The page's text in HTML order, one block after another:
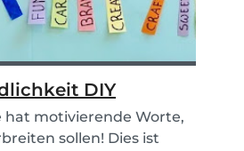
DIY
hat motivierende Worte,
sollen! Dies ist